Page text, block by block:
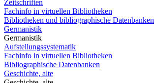
Zeitschriften
Fachinfo in virtuellen Bibliotheken
Bibliotheken und bibliographische Datenbanken
Germanistik
Germanistik
Aufstellungssystematik
Fachinfo in virtuellen Bibliotheken
Bibliographische Datenbanken
Geschichte, alte